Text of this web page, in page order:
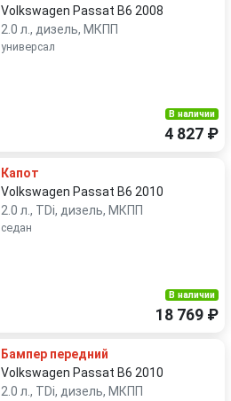
Volkswagen Passat B6 2008
2.0 л., дизель, МКПП
универсал
В наличии
4 827 ₽
Капот
Volkswagen Passat B6 2010
2.0 л., TDi, дизель, МКПП
седан
В наличии
18 769 ₽
Бампер передний
Volkswagen Passat B6 2010
2.0 л., TDi, дизель, МКПП